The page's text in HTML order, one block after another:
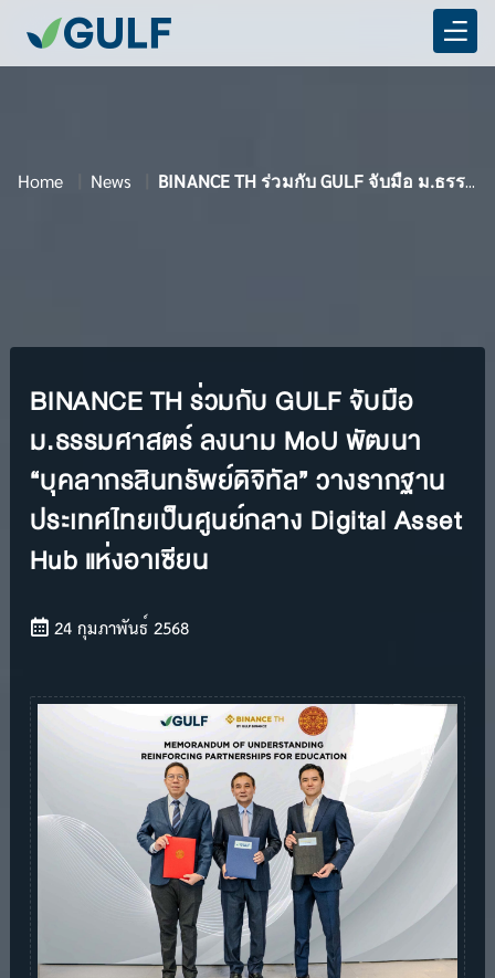
Home News BINANCE TH ร่วมกับ GULF จับมือ ม.ธรรมศาสตร์ ลงนาม MOU
BINANCE TH ร่วมกับ GULF จับมือ
ม.ธรรมศาสตร์ ลงนาม MoU พัฒนา
“บุคลากรสินทรัพย์ดิจิทัล” วางรากฐาน
ประเทศไทยเป็นศูนย์กลาง Digital Asset
Hub แห่งอาเซียน
24 กุมภาพันธ์ 2568